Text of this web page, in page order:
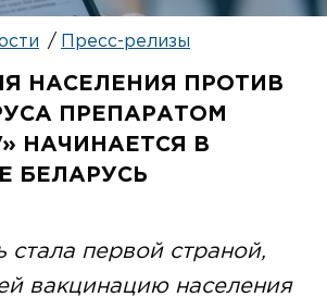
Пресс-релизы
НАСЕЛЕНИЯ ПРОТИВ
ПРЕПАРАТОМ
НАЧИНАЕТСЯ В
БЕЛАРУСЬ
стала первой страной,
вакцинацию населения